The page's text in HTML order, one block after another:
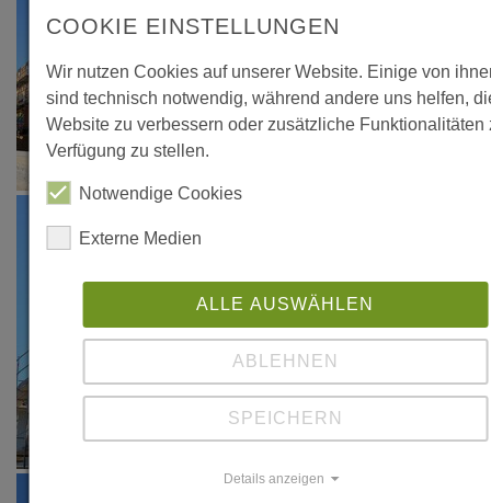
COOKIE EINSTELLUNGEN
Wir nutzen Cookies auf unserer Website. Einige von
sind technisch notwendig, während andere uns helfen,
Website zu verbessern oder zusätzliche Funktionalitäten
Verfügung zu stellen.
Notwendige Cookies
Externe Medien
ALLE AUSWÄHLEN
ABLEHNEN
SPEICHERN
Details anzeigen